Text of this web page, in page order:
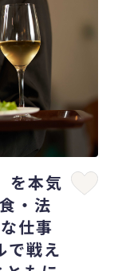
を本気
・法
仕事
で戦え